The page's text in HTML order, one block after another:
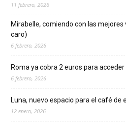
11 febrero, 2026
Mirabelle, comiendo con las
caro)
6 febrero, 2026
Roma ya cobra 2 euros para
6 febrero, 2026
Luna, nuevo espacio para el café de
12 enero, 2026